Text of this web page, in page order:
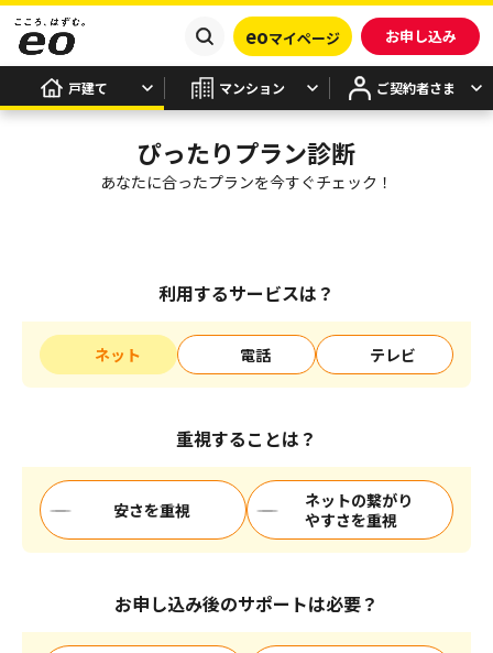
eoマイページ お申し込み
戸建て マンション ご契約者さま
ぴったりプラン診断
あなたに合ったプランを今すぐチェック！
利用するサービスは？
ネット 電話 テレビ
重視することは？
安さを重視
ネットの繋がり
やすさを重視
お申し込み後のサポートは必要？